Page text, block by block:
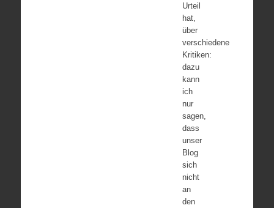
Urteil
hat,
über
verschiedene
Kritiken:
dazu
kann
ich
nur
sagen,
dass
unser
Blog
sich
nicht
an
den